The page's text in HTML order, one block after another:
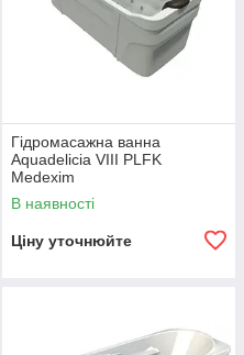
Гідромасажна ванна
Aquadelicia VIII PLFK
Medexim
В наявності
Ціну уточнюйте